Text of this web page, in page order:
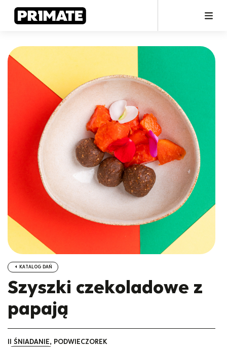
KATALOG DAŃ
Szyszki czekoladowe z
papają
II ŚNIADANIE, PODWIECZOREK